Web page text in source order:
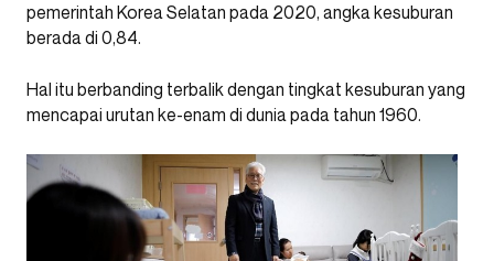
pemerintah Korea Selatan pada 2020, angka kesuburan
berada di 0,84.
Hal itu berbanding terbalik dengan tingkat kesuburan yang
mencapai urutan ke-enam di dunia pada tahun 1960.